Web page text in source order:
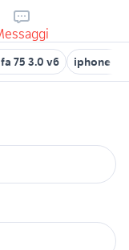
75 3.0 v6 iphone 6